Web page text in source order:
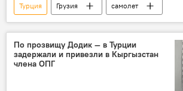
Турция Грузия
самолет
Садыр Жапаров
Реджеп Тайип Эрдоган
соболезнование
авиакатастрофа
По прозвищу Додик — в Турции
задержали и привезли в Кыргызстан
члена ОПГ